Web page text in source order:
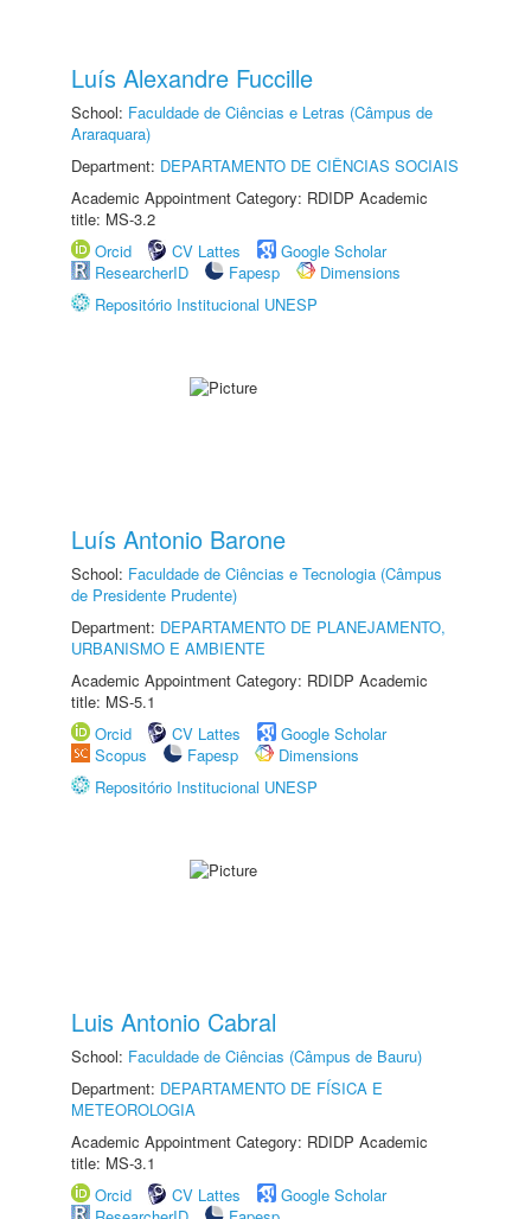
Luís Alexandre Fuccille
School: Faculdade de Ciências e Letras (Câmpus de
Araraquara)
Department: DEPARTAMENTO DE CIÊNCIAS SOCIAIS
Academic Appointment Category: RDIDP Academic
title: MS-3.2
Orcid
CV Lattes
Google Scholar
ResearcherID
Fapesp
Dimensions
Repositório Institucional UNESP
Luís Antonio Barone
School: Faculdade de Ciências e Tecnologia (Câmpus
de Presidente Prudente)
Department: DEPARTAMENTO DE PLANEJAMENTO,
URBANISMO E AMBIENTE
Academic Appointment Category: RDIDP Academic
title: MS-5.1
Orcid
CV Lattes
Google Scholar
Scopus
Fapesp
Dimensions
Repositório Institucional UNESP
Luis Antonio Cabral
School: Faculdade de Ciências (Câmpus de Bauru)
Department: DEPARTAMENTO DE FÍSICA E
METEOROLOGIA
Academic Appointment Category: RDIDP Academic
title: MS-3.1
Orcid
CV Lattes
Google Scholar